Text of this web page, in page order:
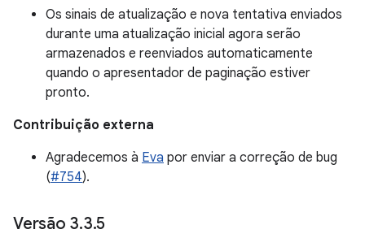
Os sinais de atualização e nova tentativa enviados
durante uma atualização inicial agora serão
armazenados e reenviados automaticamente
quando o apresentador de paginação estiver
pronto.
Contribuição externa
Agradecemos à Eva por enviar a correção de bug
(#754).
Versão 3.3.5